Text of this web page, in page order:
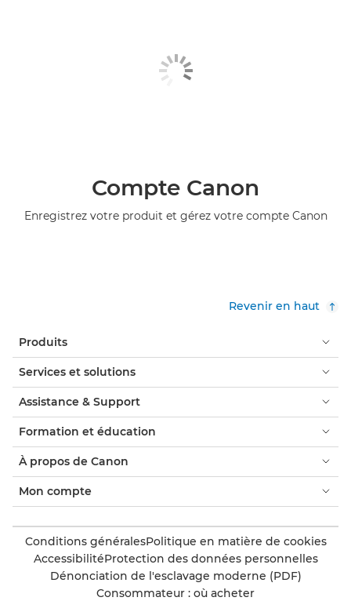
Compte Canon
Enregistrez votre produit et gérez votre compte Canon
Revenir en haut
Produits
Services et solutions
Assistance & Support
Formation et éducation
À propos de Canon
Mon compte
Conditions généralesPolitique en matière de cookies
AccessibilitéProtection des données personnelles
Dénonciation de l'esclavage moderne (PDF)
Consommateur : où acheter